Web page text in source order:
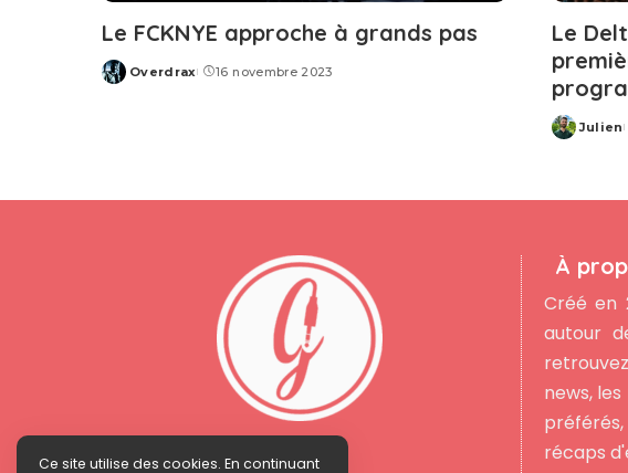
Le FCKNYE approche à grands pas
Posted
Overdrax 16 novembre 2023
Le
Posted
Julien
À
Créé en
autour
news,
récaps
Ce site utilise des cookies. En continuant